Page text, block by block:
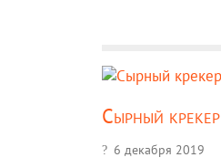
Сырный крекер
6 декабря 2019